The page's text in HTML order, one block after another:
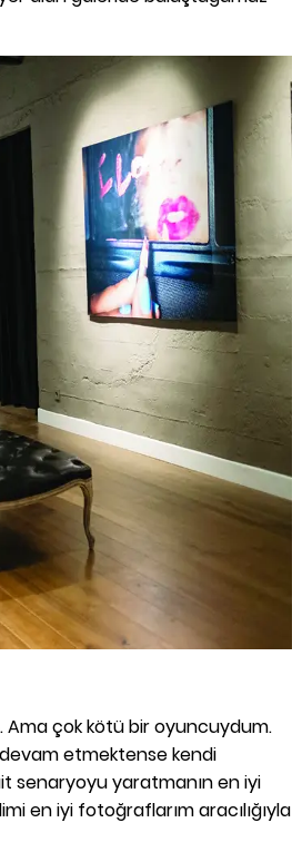
çok kötü bir oyuncuydum.
etmektense kendi
senaryoyu yaratmanın en iyi
en iyi fotoğraflarım aracılığıyla